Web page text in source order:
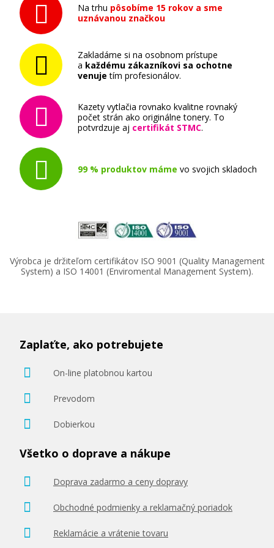
Na trhu pôsobíme 15 rokov a sme
uznávanou značkou
Zakladáme si na osobnom prístupe
a každému zákazníkovi sa ochotne
venuje tím profesionálov.
Kazety vytlačia rovnako kvalitne rovnaký
počet strán ako originálne tonery. To
potvrdzuje aj certifikát STMC.
99 % produktov máme vo svojich skladoch
Výrobca je držiteľom certifikátov ISO 9001 (Quality Management
System) a ISO 14001 (Enviromental Management System).
Zaplaťte, ako potrebujete
On-line platobnou kartou
Prevodom
Dobierkou
Všetko o doprave a nákupe
Doprava zadarmo a ceny dopravy
Obchodné podmienky a reklamačný poriadok
Reklamácie a vrátenie tovaru